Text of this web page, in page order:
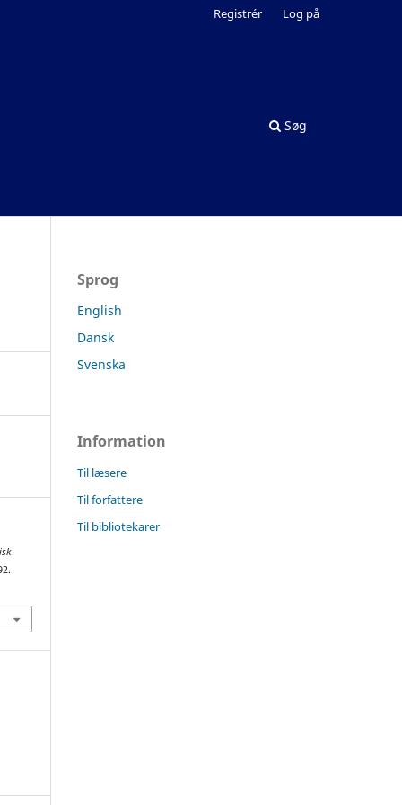
Søg
Registrér Log på
Sprog
English
Dansk
Svenska
Information
Til læsere
Til forfattere
Til bibliotekarer